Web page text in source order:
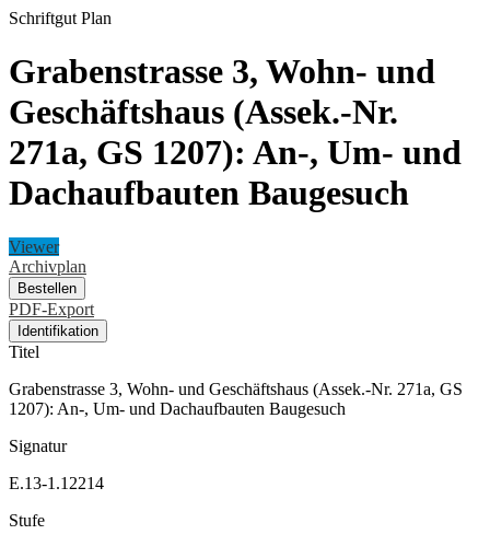
Schriftgut Plan
Grabenstrasse 3, Wohn- und
Geschäftshaus (Assek.-Nr.
271a, GS 1207): An-, Um- und
Dachaufbauten Baugesuch
Viewer
Archivplan
Bestellen
PDF-Export
Identifikation
Titel
Grabenstrasse 3, Wohn- und Geschäftshaus (Assek.-Nr. 271a, GS
1207): An-, Um- und Dachaufbauten Baugesuch
Signatur
E.13-1.12214
Stufe